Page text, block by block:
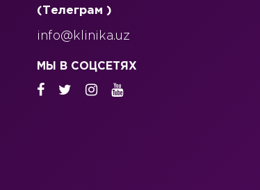
(Телеграм )
info@klinika.uz
МЫ В СОЦСЕТЯХ